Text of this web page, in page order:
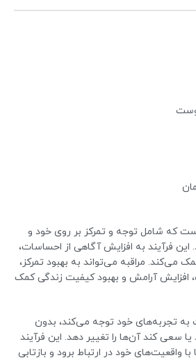
که شامل توجه و تمرکز بر روی خود و
فرآیند به افزایش آگاهی از احساسات،
می‌کند. مراقبه می‌تواند به بهبود تمرکز،
آرامش و بهبود کیفیت زندگی کمک
تجربه‌های خود توجه می‌کند، بدون
سعی کند آن‌ها را تغییر دهد. این فرآیند
خود در ارتباط برود و بازتابی